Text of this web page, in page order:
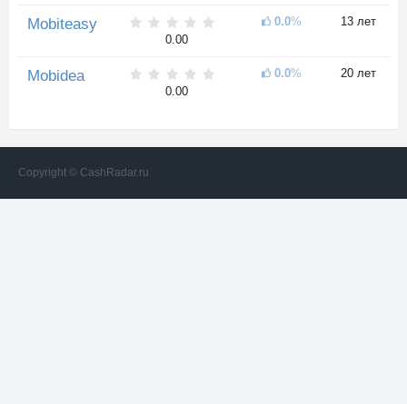
Mobiteasy
0.00
0.0% 13 лет
Mobidea
0.00
0.0% 20 лет
Copyright © CashRadar.ru